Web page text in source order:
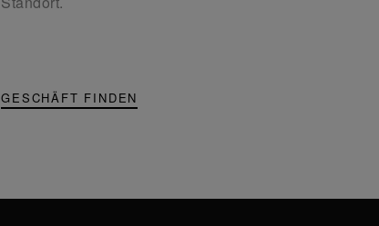
GESCHÄFT FINDEN